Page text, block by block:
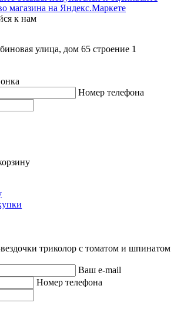
к нам
улица, дом 65 строение 1
Номер телефона
триколор с томатом и шпинатом
Ваш e-mail
Номер телефона